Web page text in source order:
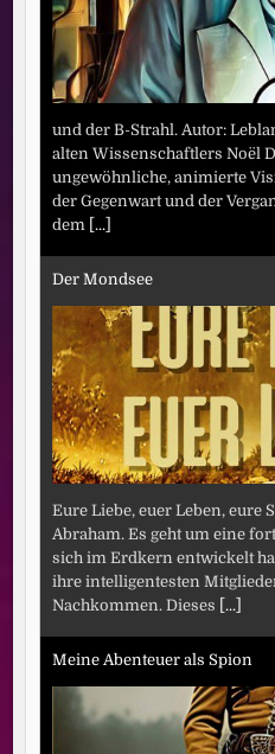
und der B-Strahl. Autor:
alten Wissenschaftlers Noël
ungewöhnliche, animierte
der Gegenwart und der
dem [...]
Der Mondsee
Eure Liebe, euer Leben, eure
Abraham. Es geht um eine
sich im Erdkern entwickelt
ihre intelligentesten
Nachkommen. Dieses [...]
Meine Abenteuer als Spion